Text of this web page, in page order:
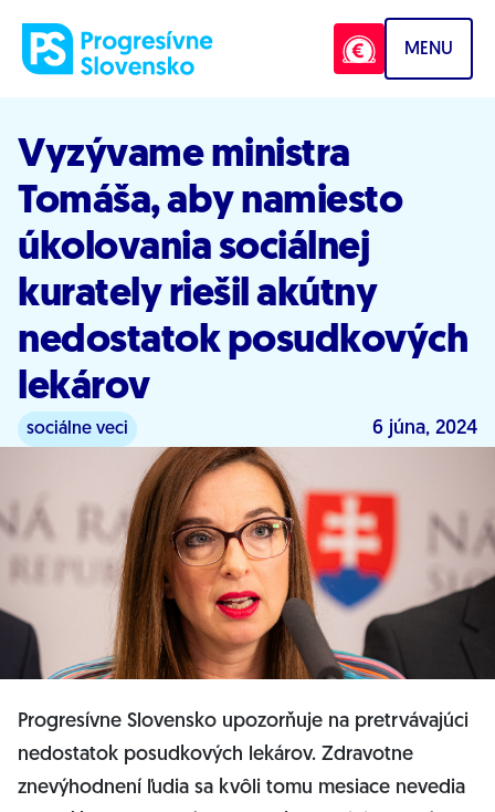
MENU
Vyzývame ministra
Tomáša, aby namiesto
úkolovania sociálnej
kurately riešil akútny
nedostatok posudkových
lekárov
sociálne veci 6 júna, 2024
Progresívne Slovensko upozorňuje na pretrvávajúci
nedostatok posudkových lekárov. Zdravotne
znevýhodnení ľudia sa kvôli tomu mesiace nevedia